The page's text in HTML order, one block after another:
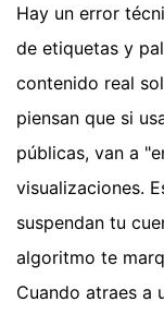
Hay un error
de etiquetas y
contenido real
piensan que si
públicas, van a
visualizaciones.
suspendan tu
algoritmo te
Cuando atraes a